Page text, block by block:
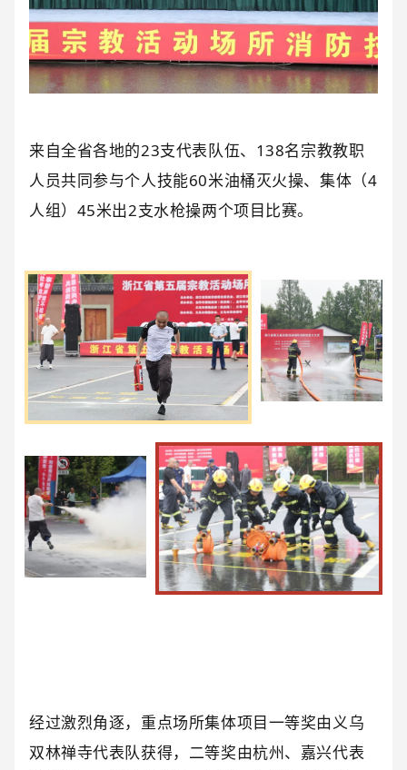
来自全省各地的23支代表队伍、138名宗教教职
人员共同参与个人技能60米油桶灭火操、集体（4
人组）45米出2支水枪操两个项目比赛。
经过激烈角逐，重点场所集体项目一等奖由义乌
双林禅寺代表队获得，二等奖由杭州、嘉兴代表